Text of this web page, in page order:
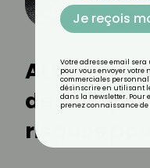
Attention
de sel :
risques
Je reçois
Votre adresse email
pour vous envoyer votre
commerciales
désinscrire en utilisant
dans la newsletter. Pour
prenez connaissance de